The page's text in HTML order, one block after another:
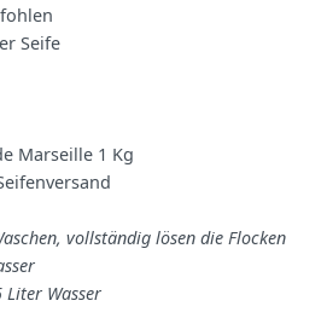
Seife
Marseille 1 Kg
vollständig lösen die Flocken
Wasser